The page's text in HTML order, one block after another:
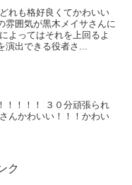
れも格好良くてかわいい
雰囲気が黒木メイサさんに
よってはそれを上回るよ
出できる役者さ...
！！！！ ３０分頑張られ
んかわいい！！！かわい
ク